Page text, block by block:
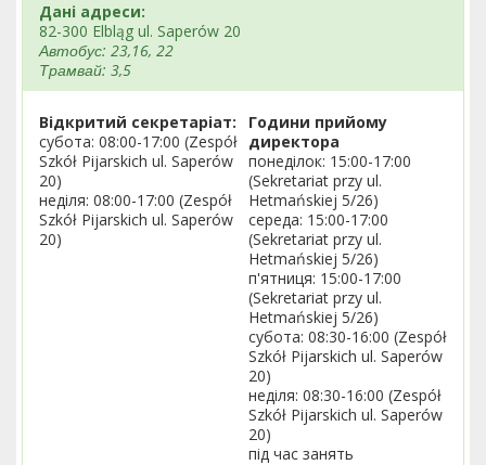
Дані адреси:
82-300 Elbląg ul. Saperów 20
Автобус: 23,16, 22
Трамвай: 3,5
Відкритий секретаріат:
субота: 08:00-17:00 (Zespół
Szkół Pijarskich ul. Saperów
20)
неділя: 08:00-17:00 (Zespół
Szkół Pijarskich ul. Saperów
20)
Години прийому
директора
понеділок: 15:00-17:00
(Sekretariat przy ul.
Hetmańskiej 5/26)
середа: 15:00-17:00
(Sekretariat przy ul.
Hetmańskiej 5/26)
п'ятниця: 15:00-17:00
(Sekretariat przy ul.
Hetmańskiej 5/26)
субота: 08:30-16:00 (Zespół
Szkół Pijarskich ul. Saperów
20)
неділя: 08:30-16:00 (Zespół
Szkół Pijarskich ul. Saperów
20)
під час занять